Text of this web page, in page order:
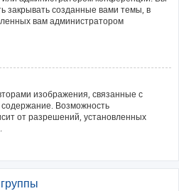
закрывать созданные вами темы, в
вам администратором
изображения, связанные с
Возможность
от разрешений, установленных